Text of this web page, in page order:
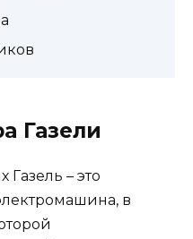
Газели
Газель – это
в